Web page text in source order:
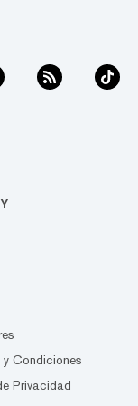
en
y Condiciones
Privacidad